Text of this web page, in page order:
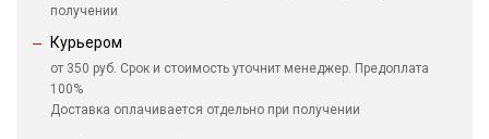
получении
Курьером
от 350 руб. Срок и стоимость уточнит менеджер. Предоплата
100%
Доставка оплачивается отдельно при получении